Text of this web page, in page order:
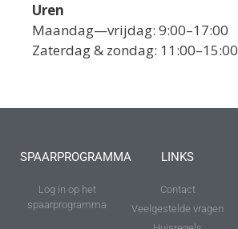
Uren
Maandag—vrijdag: 9:00–17:00
Zaterdag & zondag: 11:00–15:00
SPAARPROGRAMMA
Log in op het
spaarprogramma
LINKS
Contact
Veelgestelde vragen